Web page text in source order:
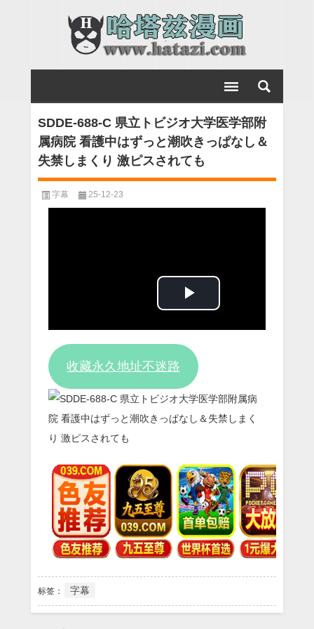
SDDE-688-C 県立トビジオ大学医学部附
属病院 看護中はずっと潮吹きっぱなし＆
失禁しまくり 激ピスされても
字幕 25-12-23
Play
收藏永久地址不迷路
标签： 字幕